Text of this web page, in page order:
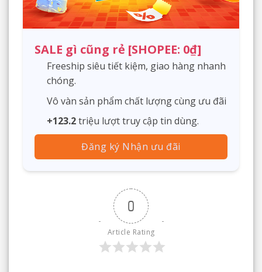
SALE gì cũng rẻ [SHOPEE: 0₫]
Freeship siêu tiết kiệm, giao hàng nhanh
chóng.
Vô vàn sản phẩm chất lượng cùng ưu đãi
+123.2triệu lượt truy cập tin dùng.
Đăng ký Nhận ưu đãi
0
Article Rating